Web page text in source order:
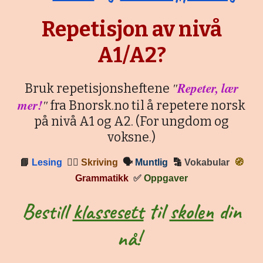
Repetisjon av nivå
A1/A2?
Bruk repetisjonsheftene "Repeter, lær
mer!"fra Bnorsk.no til å repetere norsk
på nivå A1 og A2. (For ungdom og
voksne.)
📘 Lesing ✍🏼 Skriving 🗣 Muntlig 🔡 Vokabular
🧭
Grammatikk ✅ Oppgaver
Bestillklassesetttilskolendin
nå!